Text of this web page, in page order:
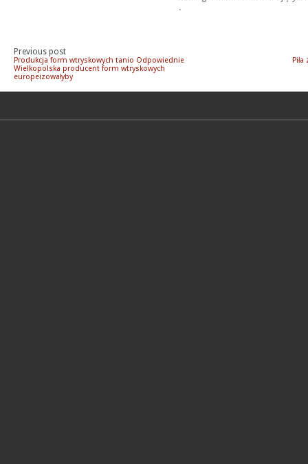
.
Previous post
Produkcja form wtryskowych tanio Odpowiednie
Wielkopolska producent form wtryskowych
europeizowałyby